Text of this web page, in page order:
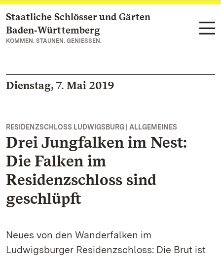
Zum Hauptinhalt springen
Staatliche Schlösser und Gärten
Baden‑Württemberg
KOMMEN. STAUNEN. GENIESSEN.
Dienstag, 7. Mai 2019
RESIDENZSCHLOSS LUDWIGSBURG | ALLGEMEINES
Drei Jungfalken im Nest:
Die Falken im
Residenzschloss sind
geschlüpft
Neues von den Wanderfalken im
Ludwigsburger Residenzschloss: Die Brut ist